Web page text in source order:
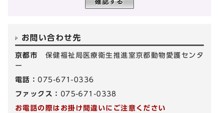
お問い合わせ先
京都市 保健福祉局医療衛生推進室京都動物愛護センタ
ー
電話：075-671-0336
ファックス： 075-671-0338
お電話の際はお掛け間違いにご注意ください